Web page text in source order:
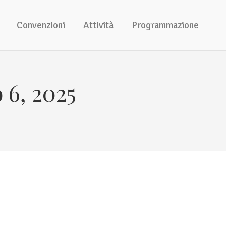
Convenzioni Attività Programmazione
2025